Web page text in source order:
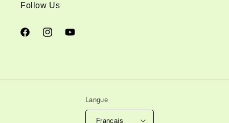
Follow Us
FacebookInstagramYouTube
Langue
Français